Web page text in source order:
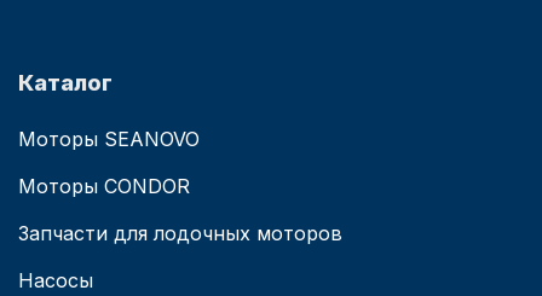
Каталог
Моторы SEANOVO
Моторы CONDOR
Запчасти для лодочных моторов
Насосы